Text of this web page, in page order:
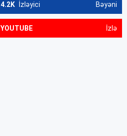
4.2K İzləyici Bəyəni
YOUTUBE İzlə